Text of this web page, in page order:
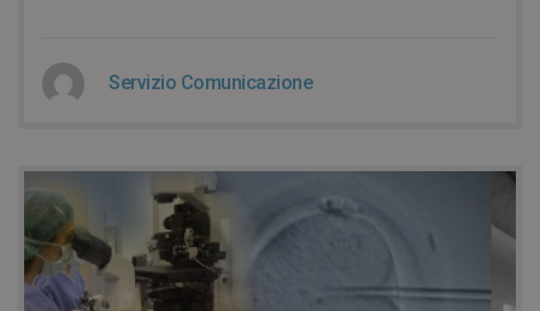
Servizio Comunicazione